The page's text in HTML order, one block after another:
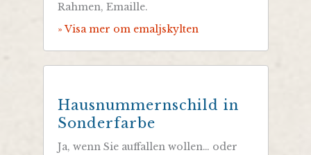
Rahmen, Emaille.
» Visa mer om emaljskylten
Hausnummernschild in
Sonderfarbe
Ja, wenn Sie auffallen wollen… oder